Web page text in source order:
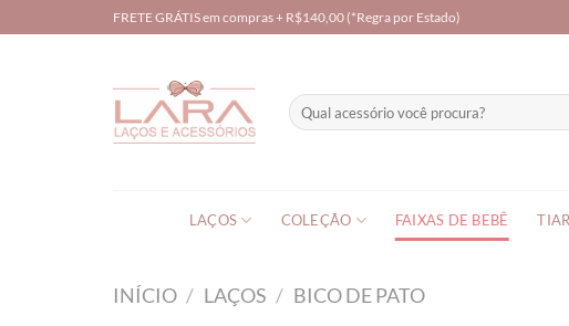
to
FRETE GRÁTIS em compras + R$140,00 (*Regra por Estado)
Pesquisar
por:
LAÇOS COLEÇÃO FAIXAS DE BEBÊ
INÍCIO / LAÇOS / BICO DE PATO